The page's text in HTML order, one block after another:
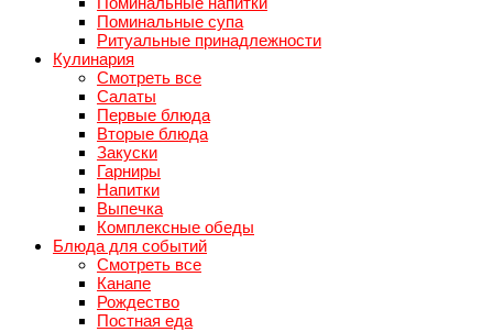
Поминальные супа
Ритуальные принадлежности
Кулинария
Смотреть все
Салаты
Первые блюда
Вторые блюда
Закуски
Гарниры
Напитки
Выпечка
Комплексные обеды
Блюда для событий
Смотреть все
Канапе
Рождество
Постная еда